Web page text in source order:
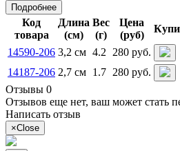
Подробнее
Код
товара
Длина
(см)
Вес
(г)
Цена
(руб)
14590-206 3,2 см 4.2
280 руб.
14187-206 2,7 см 1.7 280 руб.
Отзывы 0
Отзывов еще нет, ваш может стать
Написать отзыв
×Close